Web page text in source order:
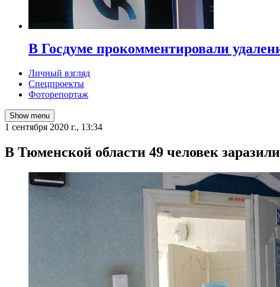
В Госдуме прокомментировали
Личный взгляд
Спецпроекты
Фоторепортаж
Show menu
1 сентября 2020 г., 13:34
​В Тюменской области 49 человек